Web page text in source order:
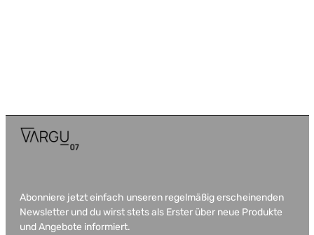
Abonniere jetzt einfach unseren regelmäßig erscheinenden
Newsletter und du wirst stets als Erster über neue Produkte
und Angebote informiert.